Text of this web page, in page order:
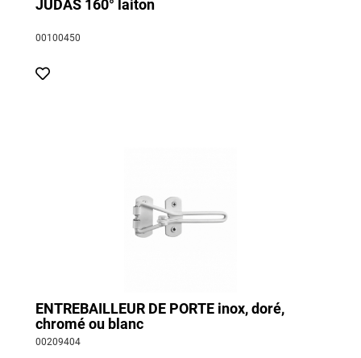
JUDAS 160° laiton
00100450
ENTREBAILLEUR DE PORTE inox, doré,
chromé ou blanc
00209404